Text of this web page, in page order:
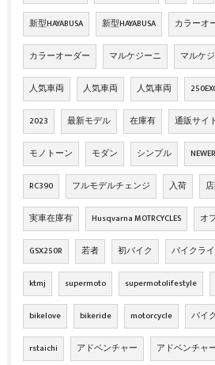
新型HAYABUSA 新型HAYABUSA カラーオ
カラーオーダー マルケジーニ マルケ
人気車両 人気車両 人気車両
2023 最新モデル 在庫有 通販サイ
モノトーン モダン シンプル
RC390 フルモデルチェンジ 入荷
実車在庫有 Husqvarna MOTRCYCLES オ
GSX250R 若者 初バイク バイクラ
ktmj supermoto supermotolifestyle
bikelove bikeride motorcycle バイ
rstaichi アドベンチャー アドベンチャ